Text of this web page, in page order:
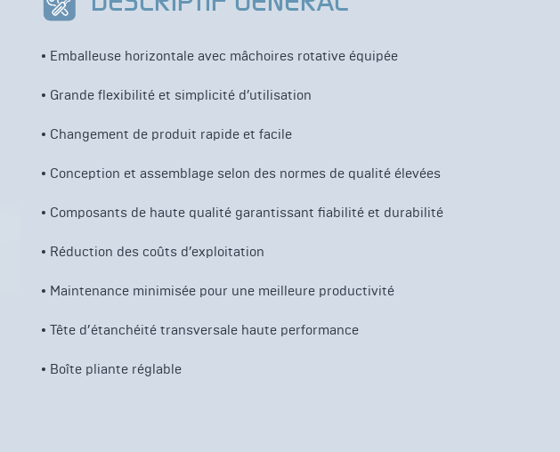
• Emballeuse horizontale avec mâchoires rotative équipée
• Grande flexibilité et simplicité d’utilisation
• Changement de produit rapide et facile
• Conception et assemblage selon des normes de qualité élevées
• Composants de haute qualité garantissant fiabilité et durabilité
• Réduction des coûts d’exploitation
• Maintenance minimisée pour une meilleure productivité
• Tête d’étanchéité transversale haute performance
• Boîte pliante réglable